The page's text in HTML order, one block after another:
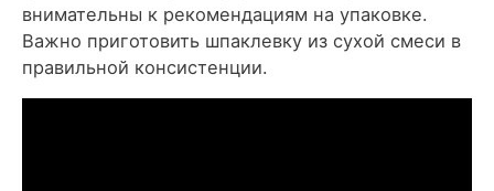
внимательны к рекомендациям на упаковке.
Важно приготовить шпаклевку из сухой смеси в
правильной консистенции.